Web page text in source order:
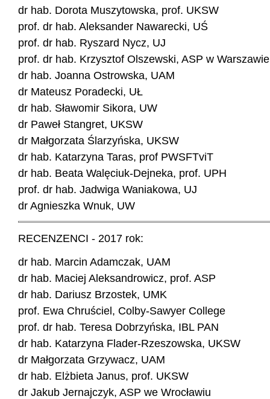
dr hab. Dorota Muszytowska, prof. UKSW
prof. dr hab. Aleksander Nawarecki, UŚ
prof. dr hab. Ryszard Nycz, UJ
prof. dr hab. Krzysztof Olszewski, ASP w Warszawie
dr hab. Joanna Ostrowska, UAM
dr Mateusz Poradecki, UŁ
dr hab. Sławomir Sikora, UW
dr Paweł Stangret, UKSW
dr Małgorzata Ślarzyńska, UKSW
dr hab. Katarzyna Taras, prof PWSFTviT
dr hab. Beata Walęciuk-Dejneka, prof. UPH
prof. dr hab. Jadwiga Waniakowa, UJ
dr Agnieszka Wnuk, UW
RECENZENCI - 2017 rok:
dr hab. Marcin Adamczak, UAM
dr hab. Maciej Aleksandrowicz, prof. ASP
dr hab. Dariusz Brzostek, UMK
prof. Ewa Chruściel, Colby-Sawyer College
prof. dr hab. Teresa Dobrzyńska, IBL PAN
dr hab. Katarzyna Flader-Rzeszowska, UKSW
dr Małgorzata Grzywacz, UAM
dr hab. Elżbieta Janus, prof. UKSW
dr Jakub Jernajczyk, ASP we Wrocławiu